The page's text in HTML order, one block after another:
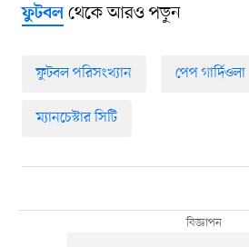
ফুটবলথেকে আরও পড়ুন
ফুটবল পরিসংখ্যান পেপ গার্দিওলা
ম্যানচেস্টার সিটি